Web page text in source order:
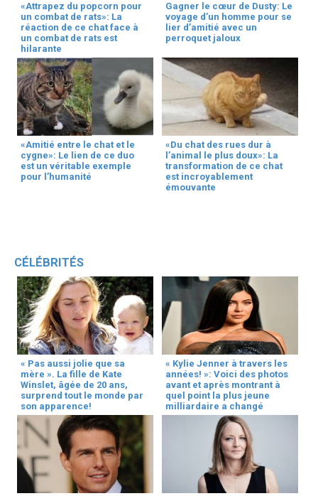
«Attrapez du popcorn pour
un combat de rats»: La
réaction de ce chat face à
un combat de rats est
hilarante
Gagner le cœur de Dusty: Le
voyage d’un homme pour se
lier d’amitié avec un
perroquet jaloux
«Amitié entre le chat et le
cygne»: Le lien de ce duo
est un véritable exemple
pour l’humanité
«Du chat des rues dur à
l’animal le plus doux»: La
transformation de ce chat
est incroyablement
émouvante
CÉLÉBRITÉS
« Pas aussi jolie que sa
mère ». La fille de Kate
Winslet, âgée de 20 ans,
surprend tout le monde par
son apparence!
« Kylie Jenner à travers les
années! »: Voici des photos
avant et après montrant à
quel point la plus jeune
milliardaire a changé